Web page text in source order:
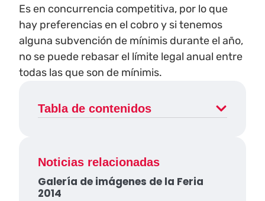
Es en concurrencia competitiva, por lo que
hay preferencias en el cobro y si tenemos
alguna subvención de mínimis durante el año,
no se puede rebasar el límite legal anual entre
todas las que son de mínimis.
Tabla de contenidos
Noticias relacionadas
Galería de imágenes de la Feria
2014